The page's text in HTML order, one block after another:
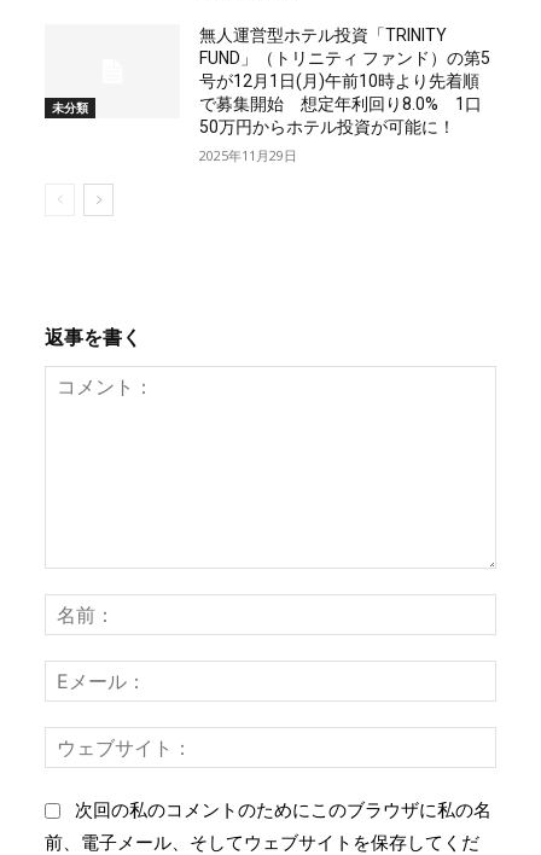
未分類
無人運営型ホテル投資「TRINITY
FUND」（トリニティ ファンド）の第5
号が12月1日(月)午前10時より先着順
で募集開始 想定年利回り8.0% 1口
50万円からホテル投資が可能に！
2025年11月29日
返事を書く
メ
ト
：
前
メ
ル
ェ
次回の私のコメントのためにこのブラウザに私の名
前、電子メール、そしてウェブサイトを保存してくだ